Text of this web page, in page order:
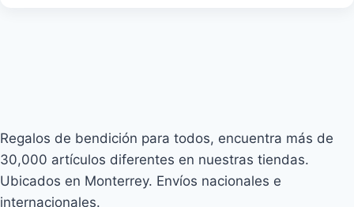
Regalos de bendición para todos, encuentra más de
30,000 artículos diferentes en nuestras tiendas.
Ubicados en Monterrey. Envíos nacionales e
internacionales.